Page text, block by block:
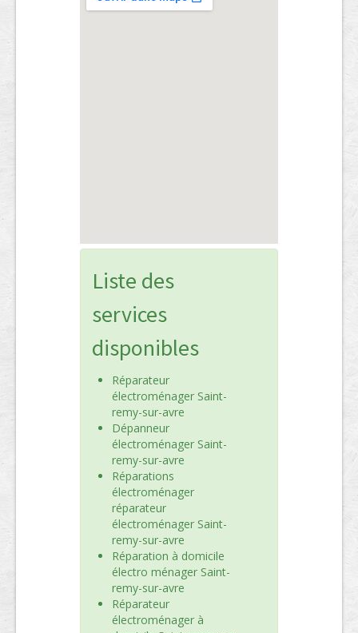
Liste des
services
disponibles
Réparateur
électroménager Saint-
remy-sur-avre
Dépanneur
électroménager Saint-
remy-sur-avre
Réparations
électroménager
réparateur
électroménager Saint-
remy-sur-avre
Réparation à domicile
électro ménager Saint-
remy-sur-avre
Réparateur
électroménager à